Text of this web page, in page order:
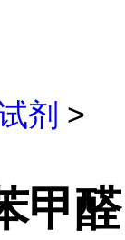
剂 >
甲醛